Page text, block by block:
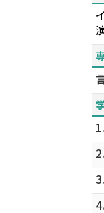
1.
2.
3.
4.